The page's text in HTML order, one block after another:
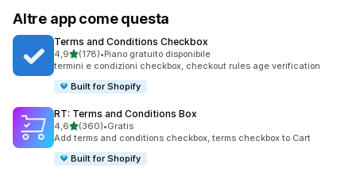
Altre app come questa
Terms and Conditions Checkbox
4,9stelle su 5
(178)
178 recensioni totali
•Piano gratuito disponibile
termini e condizioni checkbox, checkout rules age verification
Built for Shopify
RT: Terms and Conditions Box
4,6stelle su 5
(360)
360 recensioni totali
•Gratis
Add terms and conditions checkbox, terms checkbox to Cart
Built for Shopify